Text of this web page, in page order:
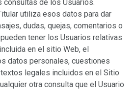
consultas de los Usuarios.
utiliza esos datos para dar
dudas, quejas, comentarios o
tener los Usuarios relativas
en el sitio Web, el
datos personales, cuestiones
legales incluidos en el Sitio
otra consulta que el Usuario